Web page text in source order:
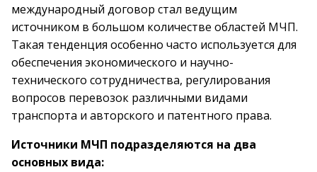
международный договор стал ведущим
источником в большом количестве областей МЧП.
Такая тенденция особенно часто используется для
обеспечения экономического и научно-
технического сотрудничества, регулирования
вопросов перевозок различными видами
транспорта и авторского и патентного права.
Источники МЧП подразделяются на два
основных вида: